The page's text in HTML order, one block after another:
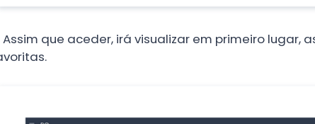
Assim que aceder, irá visualizar em primeiro lugar,